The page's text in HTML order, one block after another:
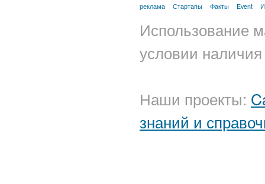
реклама
Стартапы Факты Event
Использование
условии
Наши проекты:
знаний и